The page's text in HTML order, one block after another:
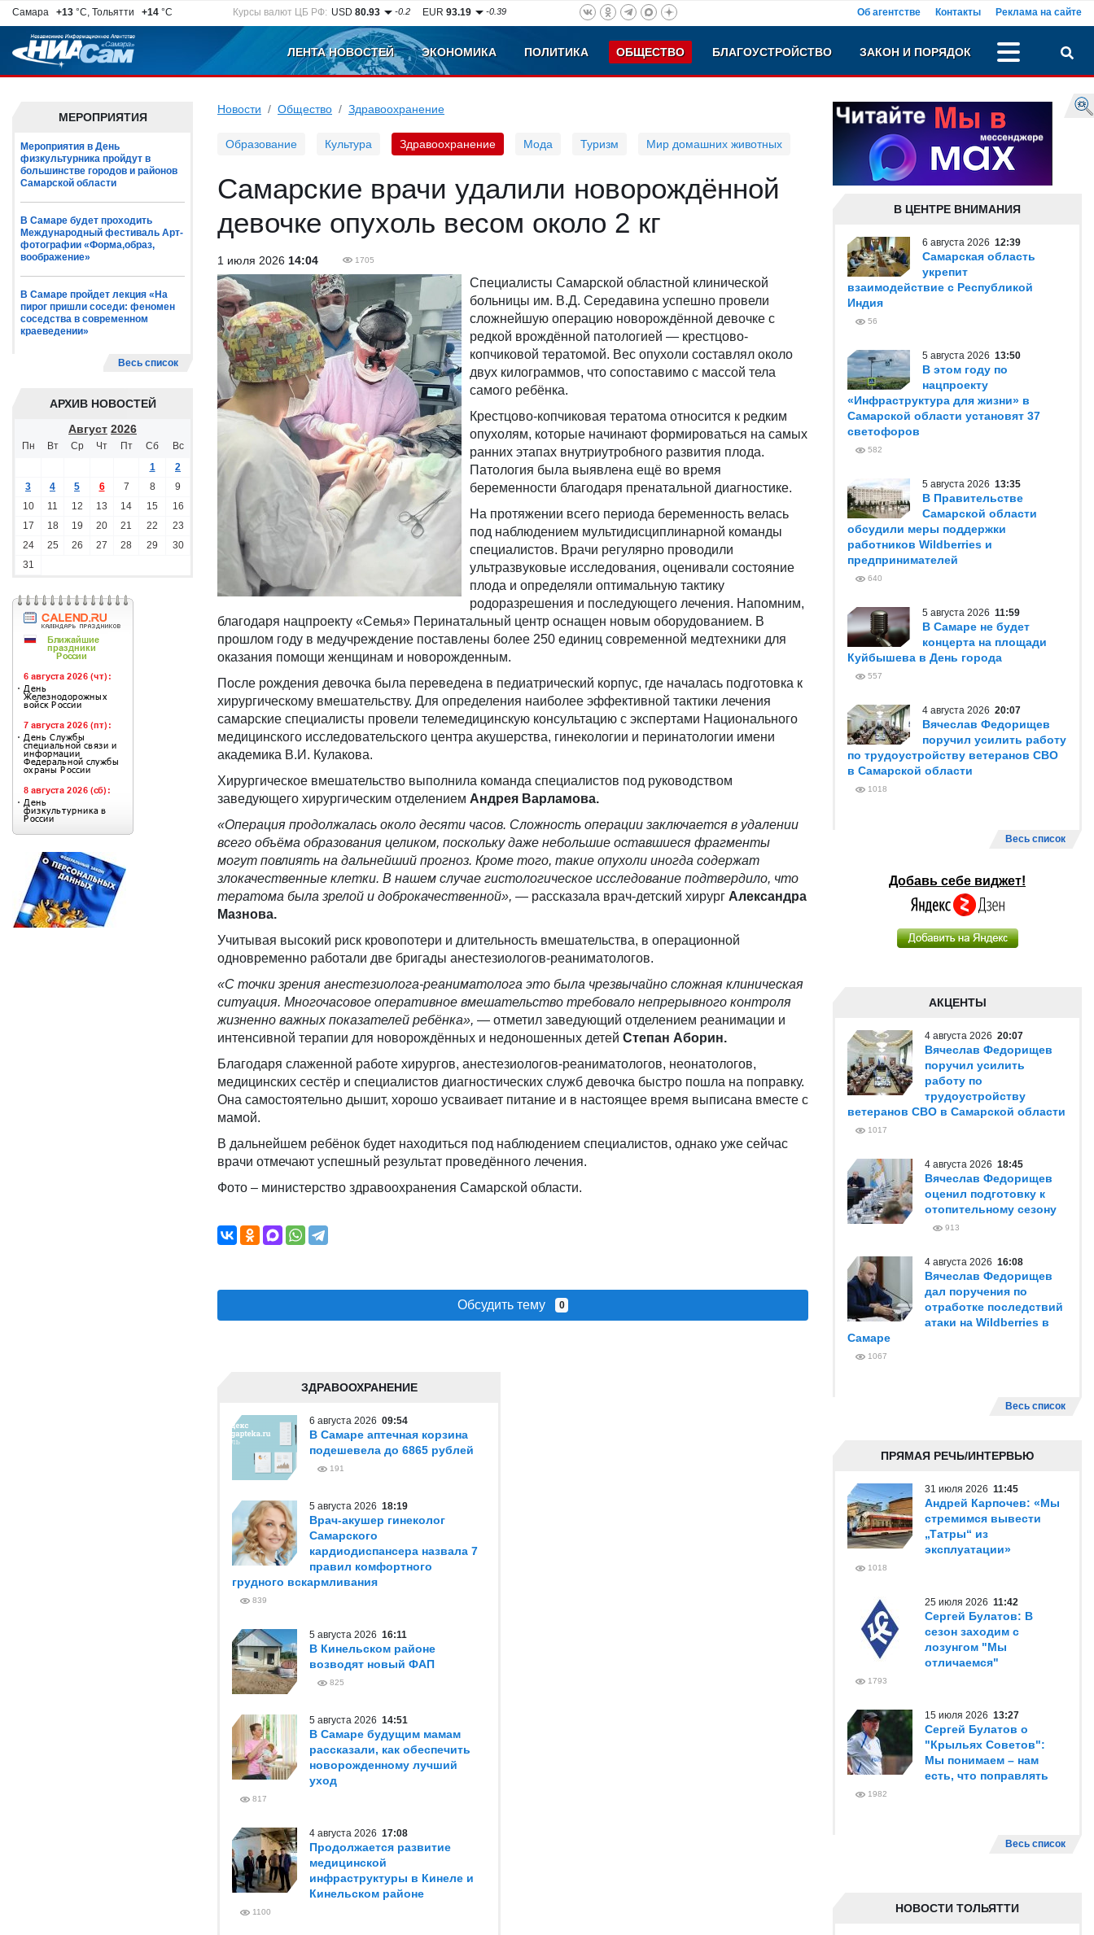
Самара +13 °C, Тольятти +14 °C Курсы валют ЦБ РФ: USD80.93 -0.2 EUR93.19 -0.39 Об агентстве Контакты Реклама на сайте
ЛЕНТА НОВОСТЕЙ ЭКОНОМИКА ПОЛИТИКА ОБЩЕСТВО БЛАГОУСТРОЙСТВО ЗАКОН И ПОРЯДОК
МЕРОПРИЯТИЯ
Мероприятия в День
физкультурника пройдут в
большинстве городов и районов
Самарской области
В Самаре будет проходить
Международный фестиваль Арт-
фотографии «Форма,образ,
воображение»
В Самаре пройдет лекция «На
пирог пришли соседи: феномен
соседства в современном
краеведении»
Весь список
АРХИВ НОВОСТЕЙ
Август 2026
Пн Вт Ср Чт Пт Сб
Вс
1
2
3
4 5 6 7 8
9
10
11 12 13 14 15
16
17
18 19 20 21 22
23
24
25 26 27 28 29
30
31
Новости Общество Здравоохранение
Образование Культура Здравоохранение Мода Туризм Мир домашних животных
Самарские врачи удалили новорождённой
девочке опухоль весом около 2 кг
1 июля 2026 14:04 1705
Специалисты Самарской областной клинической
больницы им. В.Д. Середавина успешно провели
сложнейшую операцию новорождённой девочке с
редкой врождённой патологией — крестцово-
копчиковой тератомой. Вес опухоли составлял около
двух килограммов, что сопоставимо с массой тела
самого ребёнка.
Крестцово-копчиковая тератома относится к редким
опухолям, которые начинают формироваться на самых
ранних этапах внутриутробного развития плода.
Патология была выявлена ещё во время
беременности благодаря пренатальной диагностике.
На протяжении всего периода беременность велась
под наблюдением мультидисциплинарной команды
специалистов. Врачи регулярно проводили
ультразвуковые исследования, оценивали состояние
плода и определяли оптимальную тактику
родоразрешения и последующего лечения. Напомним,
благодаря нацпроекту «Семья» Перинатальный центр оснащен новым оборудованием. В
прошлом году в медучреждение поставлены более 250 единиц современной медтехники для
оказания помощи женщинам и новорожденным.
После рождения девочка была переведена в педиатрический корпус, где началась подготовка к
хирургическому вмешательству. Для определения наиболее эффективной тактики лечения
самарские специалисты провели телемедицинскую консультацию с экспертами Национального
медицинского исследовательского центра акушерства, гинекологии и перинатологии имени
академика В.И. Кулакова.
Хирургическое вмешательство выполнила команда специалистов под руководством
заведующего хирургическим отделением Андрея Варламова.
«Операция продолжалась около десяти часов. Сложность операции заключается в удалении
всего объёма образования целиком, поскольку даже небольшие оставшиеся фрагменты
могут повлиять на дальнейший прогноз. Кроме того, такие опухоли иногда содержат
злокачественные клетки. В нашем случае гистологическое исследование подтвердило, что
тератома была зрелой и доброкачественной», — рассказала врач-детский хирург Александра
Мазнова.
Учитывая высокий риск кровопотери и длительность вмешательства, в операционной
одновременно работали две бригады анестезиологов-реаниматологов.
«С точки зрения анестезиолога-реаниматолога это была чрезвычайно сложная клиническая
ситуация. Многочасовое оперативное вмешательство требовало непрерывного контроля
жизненно важных показателей ребёнка», — отметил заведующий отделением реанимации и
интенсивной терапии для новорождённых и недоношенных детей Степан Аборин.
Благодаря слаженной работе хирургов, анестезиологов-реаниматологов, неонатологов,
медицинских сестёр и специалистов диагностических служб девочка быстро пошла на поправку.
Она самостоятельно дышит, хорошо усваивает питание и в настоящее время выписана вместе с
мамой.
В дальнейшем ребёнок будет находиться под наблюдением специалистов, однако уже сейчас
врачи отмечают успешный результат проведённого лечения.
Фото – министерство здравоохранения Самарской области.
Обсудить тему 0
ЗДРАВООХРАНЕНИЕ
6 августа 2026 09:54
В Самаре аптечная корзина
подешевела до 6865 рублей
191
5 августа 2026 18:19
Врач-акушер гинеколог
Самарского
кардиодиспансера назвала 7
правил комфортного
грудного вскармливания
839
5 августа 2026 16:11
В Кинельском районе
возводят новый ФАП
825
5 августа 2026 14:51
В Самаре будущим мамам
рассказали, как обеспечить
новорожденному лучший
уход
817
4 августа 2026 17:08
Продолжается развитие
медицинской
инфраструктуры в Кинеле и
Кинельском районе
1100
В ЦЕНТРЕ ВНИМАНИЯ
6 августа 2026 12:39
Самарская область
укрепит
взаимодействие с Республикой
Индия
56
5 августа 2026 13:50
В этом году по
нацпроекту
«Инфраструктура для жизни» в
Самарской области установят 37
светофоров
582
5 августа 2026 13:35
В Правительстве
Самарской области
обсудили меры поддержки
работников Wildberries и
предпринимателей
640
5 августа 2026 11:59
В Самаре не будет
концерта на площади
Куйбышева в День города
557
4 августа 2026 20:07
Вячеслав Федорищев
поручил усилить работу
по трудоустройству ветеранов СВО
в Самарской области
1018
Весь список
Добавь себе виджет!
АКЦЕНТЫ
4 августа 2026 20:07
Вячеслав Федорищев
поручил усилить
работу по
трудоустройству
ветеранов СВО в Самарской области
1017
4 августа 2026 18:45
Вячеслав Федорищев
оценил подготовку к
отопительному сезону
913
4 августа 2026 16:08
Вячеслав Федорищев
дал поручения по
отработке последствий
атаки на Wildberries в
Самаре
1067
Весь список
ПРЯМАЯ РЕЧЬ/ИНТЕРВЬЮ
31 июля 2026 11:45
Андрей Карпочев: «Мы
стремимся вывести
„Татры“ из
эксплуатации»
1018
25 июля 2026 11:42
Сергей Булатов: В
сезон заходим с
лозунгом "Мы
отличаемся"
1793
15 июля 2026 13:27
Сергей Булатов о
"Крыльях Советов":
Мы понимаем – нам
есть, что поправлять
1982
Весь список
НОВОСТИ ТОЛЬЯТТИ